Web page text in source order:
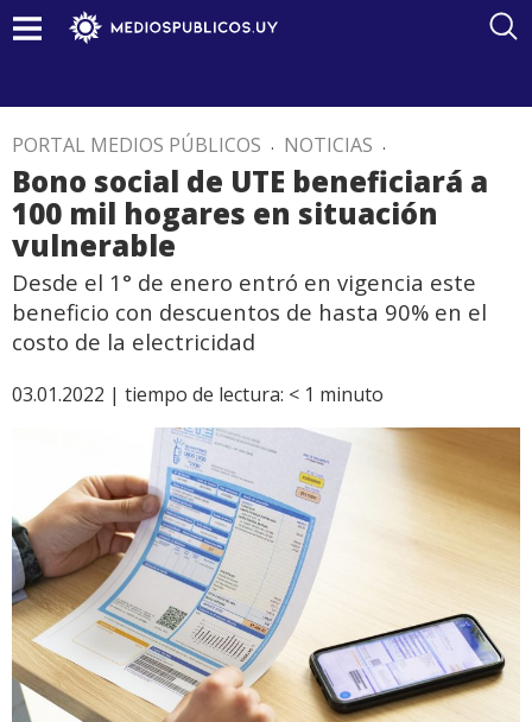
PORTAL MEDIOS PÚBLICOS . NOTICIAS .
Bono social de UTE beneficiará a
100 mil hogares en situación
vulnerable
Desde el 1° de enero entró en vigencia este
beneficio con descuentos de hasta 90% en el
costo de la electricidad
03.01.2022 | tiempo de lectura: < 1 minuto